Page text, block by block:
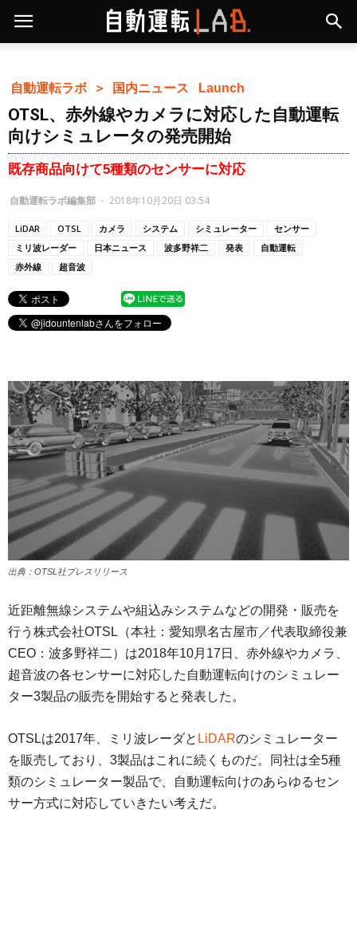
自動運転ラボ ＞ 国内ニュース Launch
OTSL、赤外線やカメラに対応した自動運転
向けシミュレータの発売開始
既存商品向けて5種類のセンサーに対応
自動運転ラボ編集部 - 2018年10月20日 03:54
LiDAR OTSL カメラ システム シミュレーター
センサー
ミリ波レーダー
日本ニュース 波多野祥二 発表
自動運転
赤外線
超音波
出典：OTSL社プレスリリース
近距離無線システムや組込みシステムなどの開発・販売を
行う株式会社OTSL（本社：愛知県名古屋市／代表取締役兼
CEO：波多野祥二）は2018年10月17日、赤外線やカメラ、
超音波の各センサーに対応した自動運転向けのシミュレー
ター3製品の販売を開始すると発表した。
OTSLは2017年、ミリ波レーダと LiDARのシミュレーター
を販売しており、3製品はこれに続くものだ。同社は全5種
類のシミュレーター製品で、自動運転向けのあらゆるセン
サー方式に対応していきたい考えだ。